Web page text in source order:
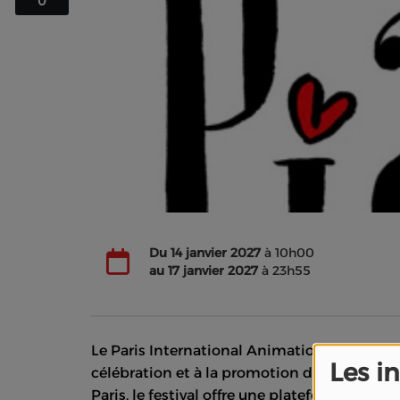
Les
Du 14 janvier 2027 à 10h00
au 17 janvier 2027 à 23h55
Le Paris International Animation Film
célébration et à la promotion du cinéma
Paris, le festival offre une plateforme